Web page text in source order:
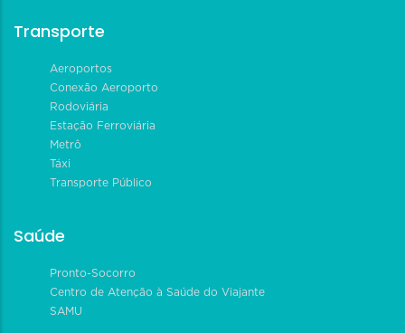
Transporte
Aeroportos
Conexão Aeroporto
Rodoviária
Estação Ferroviária
Metrô
Táxi
Transporte Público
Saúde
Pronto-Socorro
Centro de Atenção à Saúde do Viajante
SAMU